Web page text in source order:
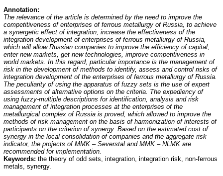
Annotation:
The relevance of the article is determined by the need to improve the
competitiveness of enterprises of ferrous metallurgy of Russia, to achieve
a synergetic effect of integration, increase the effectiveness of the
integration development of enterprises of ferrous metallurgy of Russia,
which will allow Russian companies to improve the efficiency of capital,
enter new markets, get new technologies, improve competitiveness in
world markets. In this regard, particular importance is the management of
risk in the development of methods to identify, assess and control risks of
integration development of the enterprises of ferrous metallurgy of Russia.
The peculiarity of using the apparatus of fuzzy sets is the use of expert
assessments of alternative options on the criteria. The expediency of
using fuzzy-multiple descriptions for identification, analysis and risk
management of integration processes at the enterprises of the
metallurgical complex of Russia is proved, which allowed to improve the
methods of risk management on the basis of harmonization of interests of
participants on the criterion of synergy. Based on the estimated cost of
synergy in the local consolidation of companies and the aggregate risk
indicator, the projects of MMK – Severstal and MMK – NLMK are
recommended for implementation.
Keywords: the theory of odd sets, integration, integration risk, non-ferrous
metals, synergy.